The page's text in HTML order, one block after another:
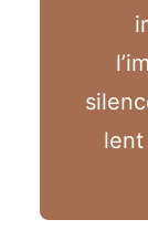
lent